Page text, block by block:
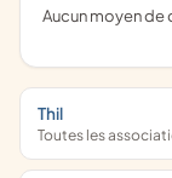
Aucun moyen
Thil
Toutes les